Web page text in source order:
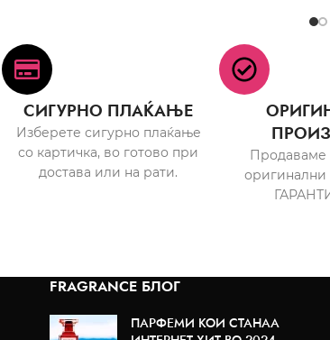
СИГУРНО ПЛАЌАЊЕ
Изберете сигурно плаќање
со картичка, во готово при
достава или на рати.
Продаваме
оригинални
FRAGRANCE БЛОГ
ПАРФЕМИ КОИ СТАНАА